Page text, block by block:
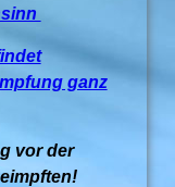
ganz
vor der